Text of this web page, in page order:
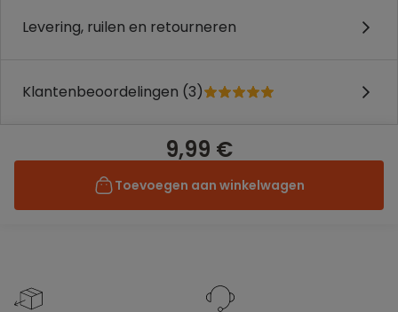
Levering, ruilen en retourneren
Klantenbeoordelingen (3)
9,99 €
Toevoegen aan winkelwagen